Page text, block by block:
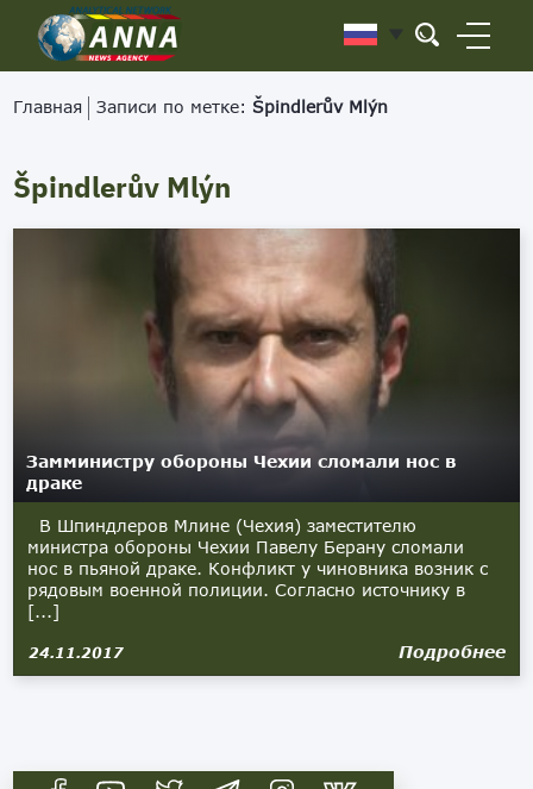
Главная Записи по метке: Špindlerův Mlýn
Špindlerův Mlýn
Замминистру обороны Чехии сломали нос в
драке
В Шпиндлеров Млине (Чехия) заместителю
министра обороны Чехии Павелу Берану сломали
нос в пьяной драке. Конфликт у чиновника возник с
рядовым военной полиции. Согласно источнику в
[...]
24.11.2017 Подробнее